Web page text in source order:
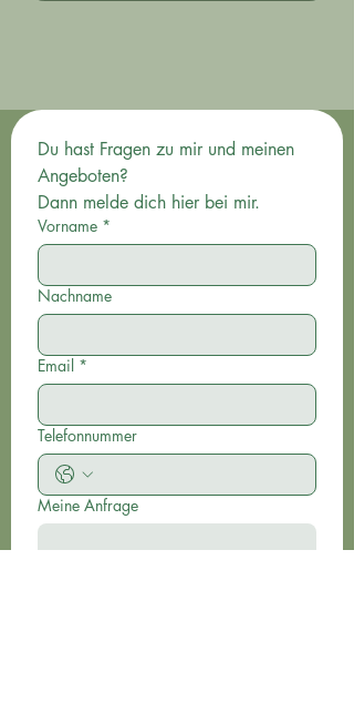
Du hast Fragen zu mir und meinen
Dann melde dich hier bei mir.
Vorname *
Nachname
Email *
Telefonnummer
Meine Anfrage